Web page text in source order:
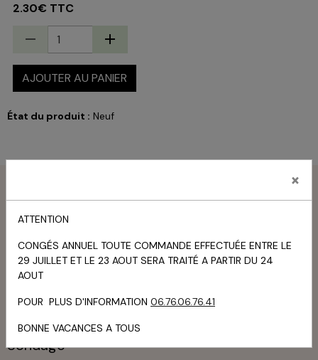
2.30€ TTC
AJOUTER AU PANIER
État du produit : Neuf
Livre d'or
TOUS LES MESSAGES
Sondage
×
ATTENTION
CONGÉS ANNUEL TOUTE COMMANDE EFFECTUÉE ENTRE LE
29 JUILLET ET LE 23 AOUT SERA TRAITÉ A PARTIR DU 24
AOUT
POUR PLUS D'INFORMATION 06.76.06.76.41
BONNE VACANCES A TOUS